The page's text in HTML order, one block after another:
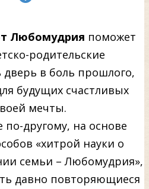
Любомудрия поможет
родительские
в боль прошлого,
будущих счастливых
мечты.
по-другому, на основе
«хитрой науки о
семьи – Любомудрия»,
давно повторяющиеся